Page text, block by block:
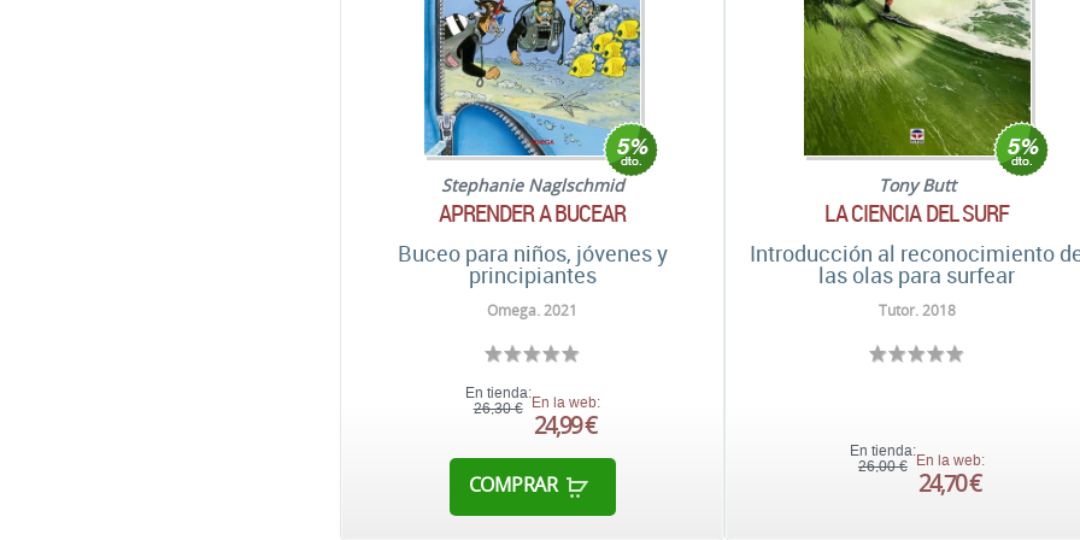
Stephanie Naglschmid
APRENDER A BUCEAR
Buceo para niños, jóvenes y
principiantes
Omega. 2021
En tienda:
26,30 € En la web:
24,99 €
COMPRAR
Tony Butt
LA CIENCIA DEL SURF
Introducción al reconocimiento
las olas para surfear
Tutor. 2018
En tienda:
26,00 € En la web:
24,70 €